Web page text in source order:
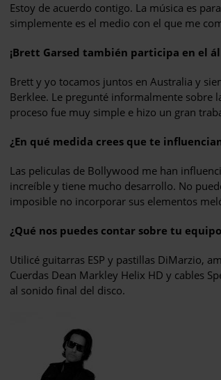
Estoy de acuerdo contigo. La música es
simplemente es el medio con el que me
¡Brett Garsed también participa en el
Brett y yo tocamos juntos en Australia y
Berklee. Le pregunté informalmente sobre
proceso fue muy simple e hizo un gran
¿En qué medida crees que te
Las peliculas de Bollywood me han
increíble y tiene mucho desarrollo. No
imposible no incorporar sus elementos
¿Qué nos puedes contar sobre tu
Utilicé guitarras ESP y pastillas DiMarzio,
Cuerdas Dean Markley Helix HD y cables
al sonido final del disco.